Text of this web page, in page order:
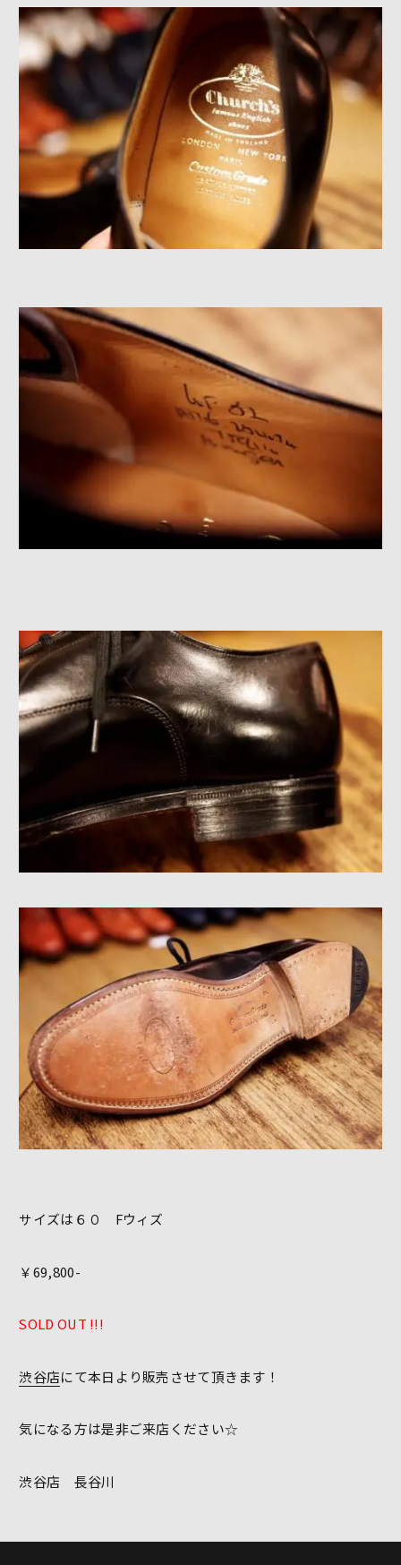
サイズは６０ Fウィズ
￥69,800-
SOLD OUT !!!
渋谷店にて本日より販売させて頂きます！
気になる方は是非ご来店ください☆
渋谷店 長谷川